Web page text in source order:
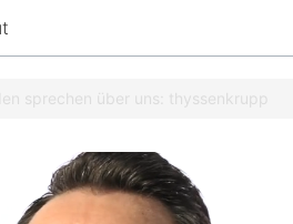
sprechen über uns: thyssenkrupp